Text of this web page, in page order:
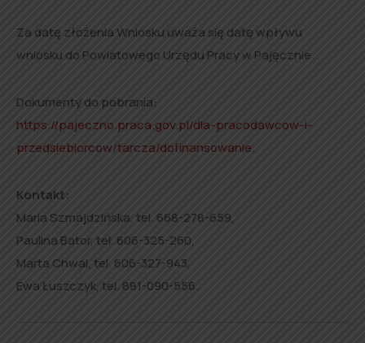
Za datę złożenia Wniosku uważa się datę wpływu
wniosku do Powiatowego Urzędu Pracy w Pajęcznie.
Dokumenty do pobrania:
https://pajeczno.praca.gov.pl/dla-pracodawcow-i-
przedsiebiorcow/tarcza/dofinansowanie.
Kontakt:
Maria Szmajdzińska, tel. 668-278-659,
Paulina Bator, tel. 606-325-260,
Marta Chwal, tel. 606-327-943,
Ewa Łuszczyk, tel. 881-090-556.